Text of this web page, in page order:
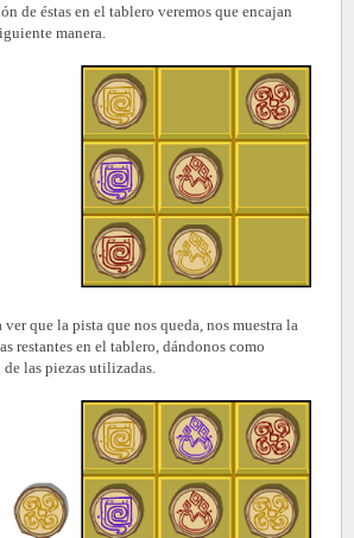
de éstas en el tablero veremos que encajan
manera.
que la pista que nos queda, nos muestra la
restantes en el tablero, dándonos como
las piezas utilizadas.